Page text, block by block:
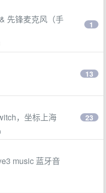
先锋麦克风（手
1
13
，坐标上海 23
music 蓝牙音